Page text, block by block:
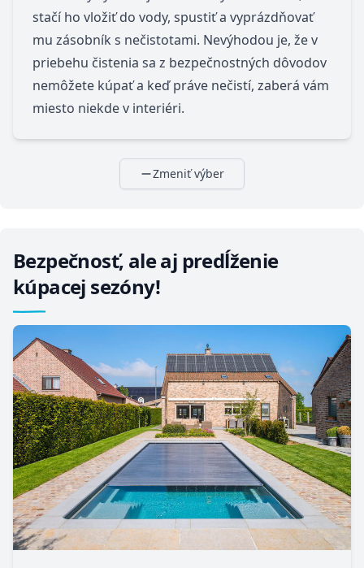
stačí ho vložiť do vody, spustiť a vyprázdňovať
mu zásobník s nečistotami. Nevýhodou je, že v
priebehu čistenia sa z bezpečnostných dôvodov
nemôžete kúpať a keď práve nečistí, zaberá vám
miesto niekde v interiéri.
Zmeniť výber
Bezpečnosť, ale aj predĺženie
kúpacej sezóny!